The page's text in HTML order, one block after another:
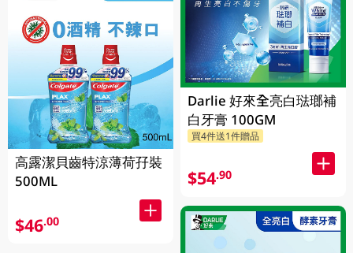
高露潔貝齒特涼薄荷孖裝
500ML
$46.00
Darlie 好來全亮白琺瑯補
白牙膏 100GM
買4件送1件贈品
$54.90